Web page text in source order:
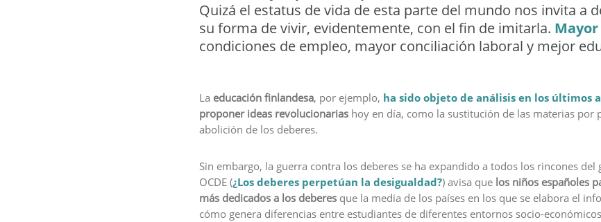
Quizá el estatus de vida de esta parte del mundo nos invita a
su forma de vivir, evidentemente, con el fin de imitarla.
condiciones de empleo, mayor conciliación laboral y mejor
La educación finlandesa, por ejemplo, ha sido objeto de análisis en los últimos
proponer ideas revolucionarias hoy en día, como la sustitución de las materias por
abolición de los deberes.
Sin embargo, la guerra contra los deberes se ha expandido a todos los rincones
OCDE (¿Los deberes perpetúan la desigualdad?) avisa que los niños españoles
más dedicados a los deberes que la media de los países en los que se elabora el
cómo genera diferencias entre estudiantes de diferentes entornos socio-